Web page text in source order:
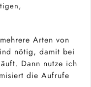
Arten von
nötig, damit bei
Dann nutze ich
die Aufrufe
großen